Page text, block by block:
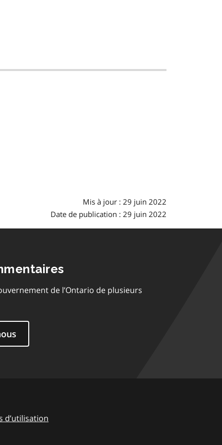
Mis à jour : 29 juin 2022
Date de publication : 29 juin 2022
de l’Ontario de plusieurs
d’utilisation